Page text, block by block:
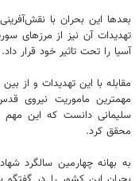
بعدها این بحران با
تهدیدات آن نیز از مرزهای
آسیا را تحت تاثیر خود قرار داد.
مقابله با این تهدیدات و از
مهمترین ماموریت نیروی
سلیمانی دانست که این
محقق کرد.
به بهانه چهارمین سالگرد